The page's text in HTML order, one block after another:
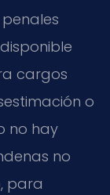
cargos
o
no hay
no
para